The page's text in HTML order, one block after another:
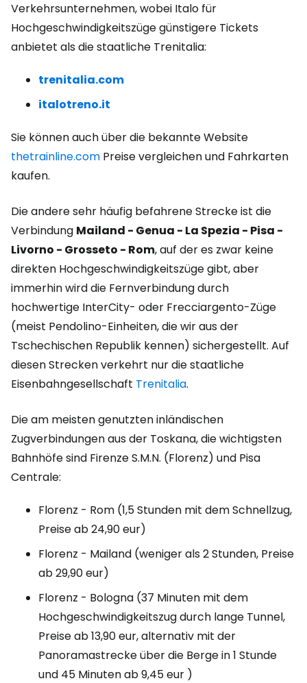
Verkehrsunternehmen, wobei Italo für
Hochgeschwindigkeitszüge günstigere Tickets
anbietet als die staatliche Trenitalia:
trenitalia.com
italotreno.it
Sie können auch über die bekannte Website
thetrainline.com Preise vergleichen und Fahrkarten
kaufen.
Die andere sehr häufig befahrene Strecke ist die
Verbindung Mailand - Genua - La Spezia - Pisa -
Livorno - Grosseto - Rom, auf der es zwar keine
direkten Hochgeschwindigkeitszüge gibt, aber
immerhin wird die Fernverbindung durch
hochwertige InterCity- oder Frecciargento-Züge
(meist Pendolino-Einheiten, die wir aus der
Tschechischen Republik kennen) sichergestellt. Auf
diesen Strecken verkehrt nur die staatliche
Eisenbahngesellschaft Trenitalia.
Die am meisten genutzten inländischen
Zugverbindungen aus der Toskana, die wichtigsten
Bahnhöfe sind Firenze S.M.N. (Florenz) und Pisa
Centrale:
Florenz - Rom (1,5 Stunden mit dem Schnellzug,
Preise ab 24,90 eur)
Florenz - Mailand (weniger als 2 Stunden, Preise
ab 29,90 eur)
Florenz - Bologna (37 Minuten mit dem
Hochgeschwindigkeitszug durch lange Tunnel,
Preise ab 13,90 eur, alternativ mit der
Panoramastrecke über die Berge in 1 Stunde
und 45 Minuten ab 9,45 eur )